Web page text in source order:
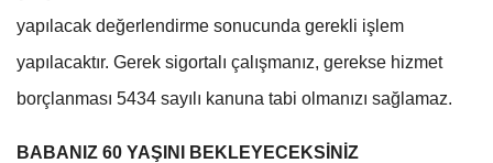
yapılacak değerlendirme sonucunda gerekli işlem
yapılacaktır. Gerek sigortalı çalışmanız, gerekse hizmet
borçlanması 5434 sayılı kanuna tabi olmanızı sağlamaz.
BABANIZ 60 YAŞINI BEKLEYECEKSİNİZ